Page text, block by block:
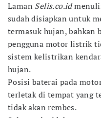
Laman Selis.co.id
sudah disiapkan untuk
termasuk hujan, bahkan
pengguna motor listrik
sistem kelistrikan
hujan.
Posisi baterai pada
terletak di tempat yang
tidak akan rembes.